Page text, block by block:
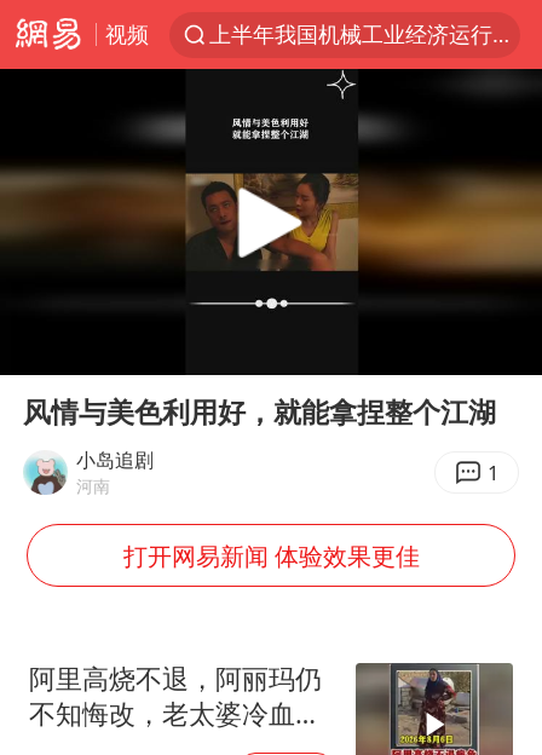
视频
上半年我国机械工业经济运行稳中有进
汪峰阻止14岁女儿买大牌
我国货物贸易进出口超30万亿元
河南某医院2.33亿工程串标案细节披露
泰国校园枪击案死亡人数升至7人
四川宜宾市高县发生4.9级地震
陕西省委书记赶赴柞水县杏坪镇
女孩摆摊卖菌子时收到北大通知书
改名后的“青海拉面”店
Play
风情与美色利用好，就能拿捏整个江湖
小岛追剧
河南 1
打开网易新闻 体验效果更佳
阿里高烧不退，阿丽玛仍
不知悔改，老太婆冷血引